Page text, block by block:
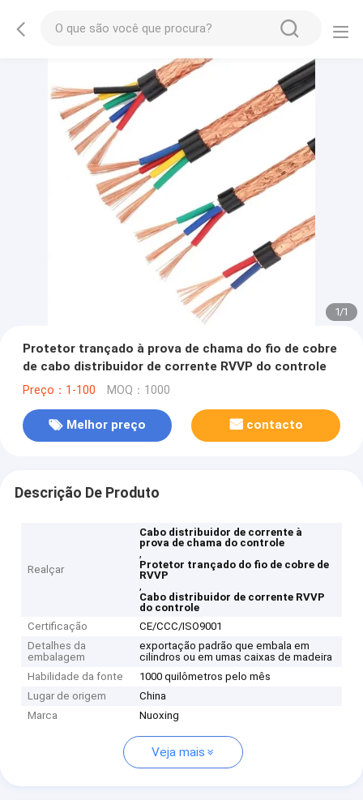
1/1
Protetor trançado à prova de chama do fio de cobre
de cabo distribuidor de corrente RVVP do controle
Preço：1-100 MOQ：1000
Melhor preço contacto
Descrição De Produto
Realçar
Cabo distribuidor de corrente à
prova de chama do controle
,
Protetor trançado do fio de cobre de
RVVP
,
Cabo distribuidor de corrente RVVP
do controle
Certificação
CE/CCC/ISO9001
Detalhes da
embalagem
exportação padrão que embala em
cilindros ou em umas caixas de madeira
Habilidade da fonte
1000 quilômetros pelo mês
Lugar de origem
China
Marca
Nuoxing
Veja mais